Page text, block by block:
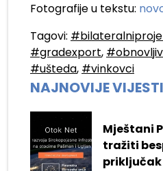
Fotografije u tekstu:
Tagovi:
#gradexport,
#ušteda, #vinkovci
NAJNOVIJE VIJESTI
Mještani
tražiti
priključak